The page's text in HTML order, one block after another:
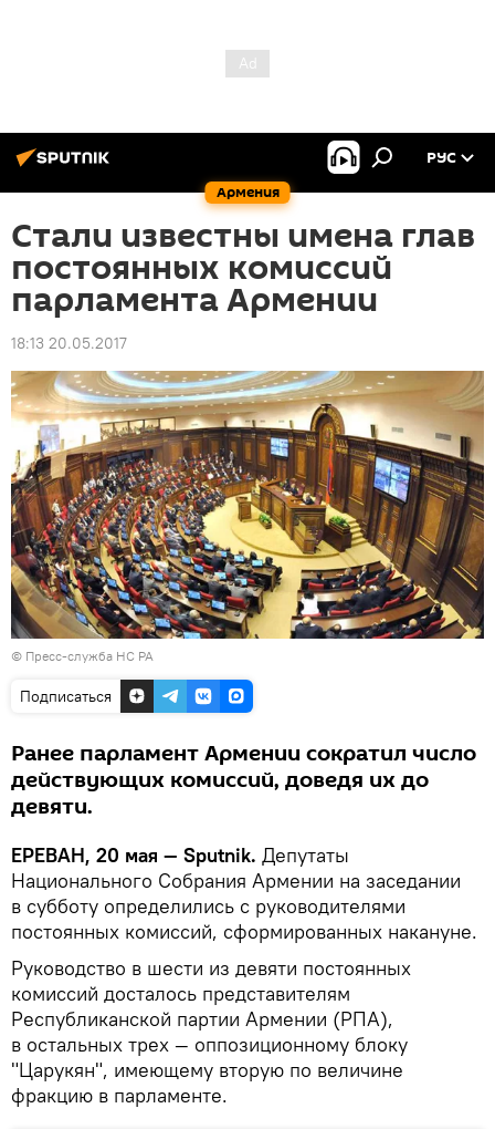
Армения
РУС
Стали известны имена глав
постоянных комиссий
парламента Армении
18:13 20.05.2017
© Пресс-служба НС РА
Подписаться
Ранее парламент Армении сократил число
действующих комиссий, доведя их до
девяти.
ЕРЕВАН, 20 мая — Sputnik. Депутаты
Национального Cобрания Армении на заседании
в субботу определились с руководителями
постоянных комиссий, сформированных накануне.
Руководство в шести из девяти постоянных
комиссий досталось представителям
Республиканской партии Армении (РПА),
в остальных трех — оппозиционному блоку
"Царукян", имеющему вторую по величине
фракцию в парламенте.